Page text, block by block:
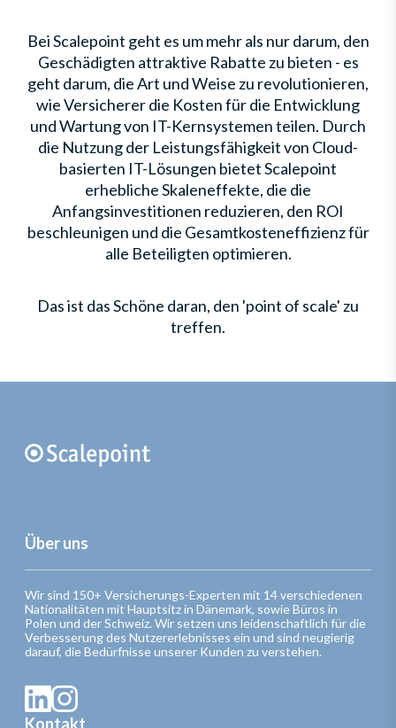
Bei Scalepoint geht es um mehr als nur darum, den
Geschädigten attraktive Rabatte zu bieten - es
geht darum, die Art und Weise zu revolutionieren,
wie Versicherer die Kosten für die Entwicklung
und Wartung von IT-Kernsystemen teilen. Durch
die Nutzung der Leistungsfähigkeit von Cloud-
basierten IT-Lösungen bietet Scalepoint
erhebliche Skaleneffekte, die die
Anfangsinvestitionen reduzieren, den ROI
beschleunigen und die Gesamtkosteneffizienz für
alle Beteiligten optimieren.
Das ist das Schöne daran, den 'point of scale' zu
treffen.
Über uns
Wir sind 150+ Versicherungs-Experten mit 14 verschiedenen
Nationalitäten mit Hauptsitz in Dänemark, sowie Büros in
Polen und der Schweiz. Wir setzen uns leidenschaftlich für die
Verbesserung des Nutzererlebnisses ein und sind neugierig
darauf, die Bedürfnisse unserer Kunden zu verstehen.
Kontakt